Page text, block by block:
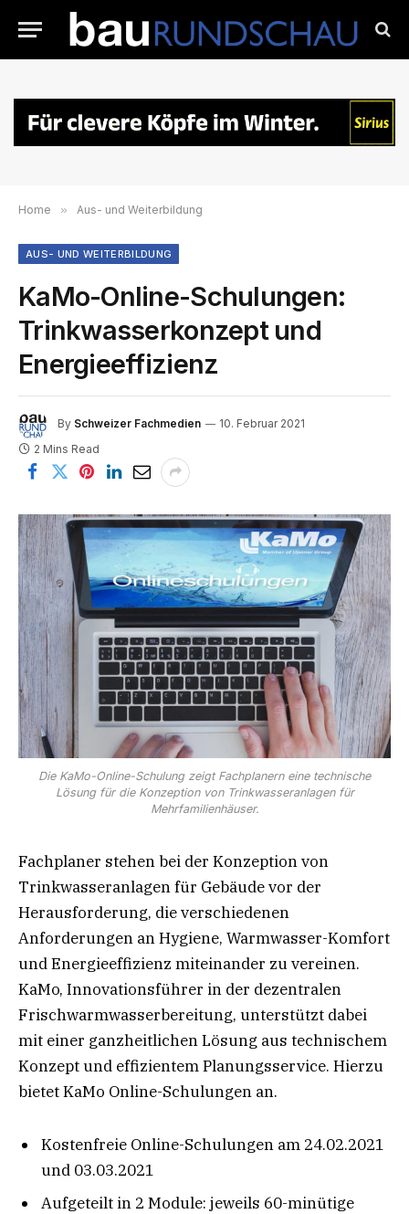
Home » Aus- und Weiterbildung
AUS- UND WEITERBILDUNG
KaMo-Online-Schulungen:
Trinkwasserkonzept und
Energieeffizienz
By Schweizer Fachmedien
10. Februar 2021
2 Mins Read
Die KaMo-Online-Schulung zeigt Fachplanern eine technische
Lösung für die Konzeption von Trinkwasseranlagen für
Mehrfamilienhäuser.
Fachplaner stehen bei der Konzeption von
Trinkwasseranlagen für Gebäude vor der
Herausforderung, die verschiedenen
Anforderungen an Hygiene, Warmwasser-Komfort
und Energieeffizienz miteinander zu vereinen.
KaMo, Innovationsführer in der dezentralen
Frischwarmwasserbereitung, unterstützt dabei
mit einer ganzheitlichen Lösung aus technischem
Konzept und effizientem Planungsservice. Hierzu
bietet KaMo Online-Schulungen an.
Kostenfreie Online-Schulungen am 24.02.2021
und 03.03.2021
Aufgeteilt in 2 Module: jeweils 60-minütige